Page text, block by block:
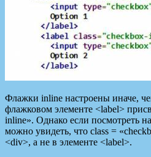
Флажки inline настроены иначе,
флажковом элементе <label>
inline». Однако если посмотреть
можно увидеть, что class =
<div>, а не в элементе <label>.